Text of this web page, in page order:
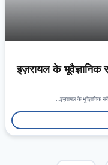
इज़रायल के भूवैज्ञानिक
इज़रायल के भूवैज्ञानिक